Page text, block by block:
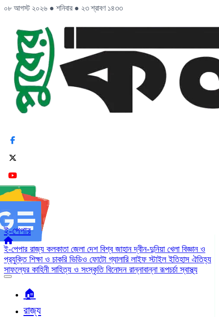
০৮ আগস্ট ২০২৬ ● শনিবার ● ২৩ শ্রাবণ ১৪৩৩
ই-পেপার
ই-পেপার রাজ্য কলকাতা জেলা দেশ বিশ্ব জাহানদ্বীন-দুনিয়া খেলা বিজ্ঞান ও
প্রযুক্তি শিক্ষা ও চাকরি ভিডিও ফোটো গ্যালারি লাইফ স্টাইলইতিহাস ঐতিহ্য
সাফল্যের কাহিনী সাহিত্য ও সংস্কৃতি বিনোদন রান্নাবান্নারূপচর্চাস্বাস্থ্য
🏠︎
রাজ্য